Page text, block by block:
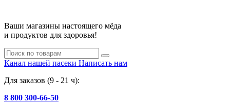
Ваши магазины настоящего мёда
и продуктов для здоровья!
Канал нашей пасеки Написать нам
Для заказов (9 - 21 ч):
8 800 300-66-50